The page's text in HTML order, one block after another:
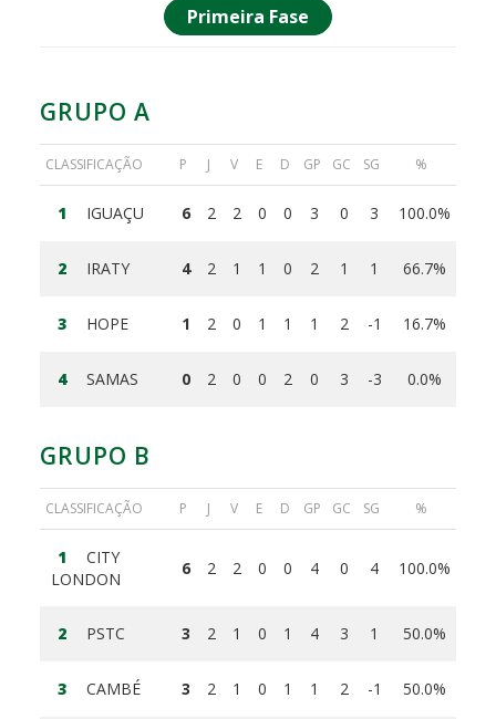
Primeira Fase
GRUPO A
CLASSIFICAÇÃO P J V E D GP GC SG %
1 IGUAÇU 6 2 2 0 0 3 0 3 100.0%
2 IRATY 4 2 1 1 0 2 1 1 66.7%
3 HOPE 1 2 0 1 1 1 2 -1 16.7%
4 SAMAS 0 2 0 0 2 0 3 -3 0.0%
GRUPO B
CLASSIFICAÇÃO P J V E D GP GC SG %
1
CITY
LONDON
6 2 2 0 0 4 0 4 100.0%
2 PSTC 3 2 1 0 1 4 3 1 50.0%
3 CAMBÉ 3 2 1 0 1 1 2 -1 50.0%